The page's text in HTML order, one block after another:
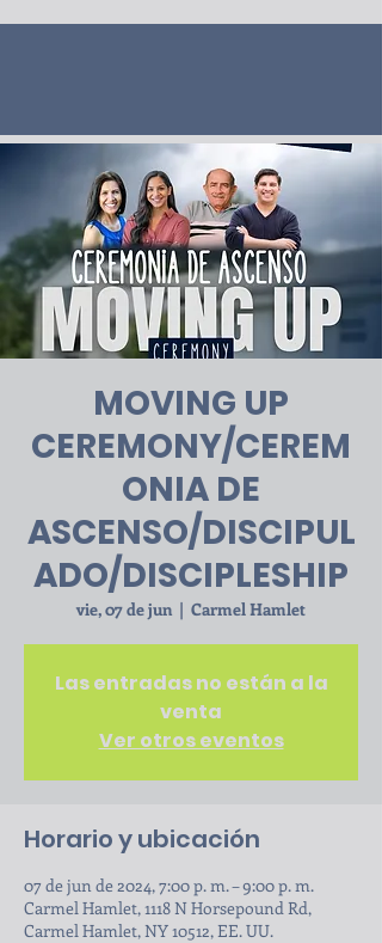
MOVING UP
CEREMONY/CEREM
ONIA DE
ASCENSO/DISCIPUL
ADO/DISCIPLESHIP
vie, 07 de jun
  |
Carmel Hamlet
Las entradas no están a la
venta
Ver otros eventos
Horario y ubicación
07 de jun de 2024, 7:00 p. m. – 9:00 p. m.
Carmel Hamlet, 1118 N Horsepound Rd,
Carmel Hamlet, NY 10512, EE. UU.